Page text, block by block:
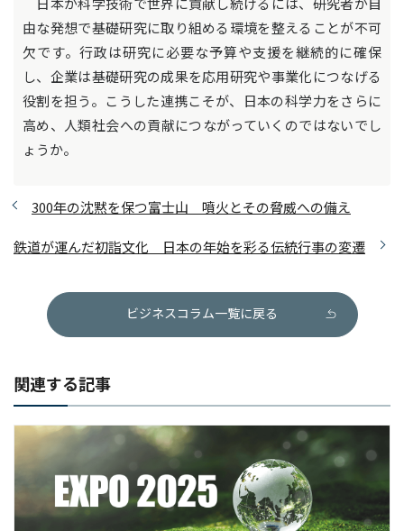
由な発想で基礎研究に取り組める環境を整えることが不可
欠です。行政は研究に必要な予算や支援を継続的に確保
し、企業は基礎研究の成果を応用研究や事業化につなげる
役割を担う。こうした連携こそが、日本の科学力をさらに
高め、人類社会への貢献につながっていくのではないでし
ょうか。
300年の沈黙を保つ富士山 噴火とその脅威への備え
鉄道が運んだ初詣文化 日本の年始を彩る伝統行事の変遷
ビジネスコラム一覧に戻る
関連する記事